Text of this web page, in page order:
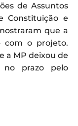
de Assuntos
Constituição e
que a
com o projeto.
a MP deixou de
prazo pelo